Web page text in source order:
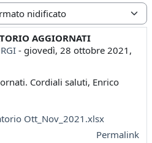
AGGIORNATI
- giovedì, 28 ottobre 2021,
0
Cordiali saluti, Enrico
Ott_Nov_2021.xlsx
Permalink